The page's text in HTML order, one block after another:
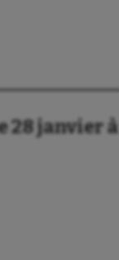
28 janvier à